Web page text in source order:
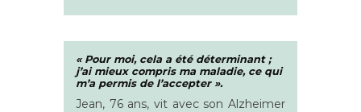
« Pour moi, cela a été déterminant ;
j’ai mieux compris ma maladie, ce qui
m’a permis de l’accepter ».
Jean, 76 ans, vit avec son Alzheimer